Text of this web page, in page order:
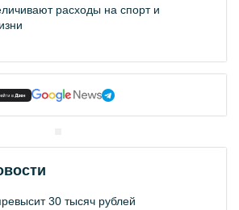
расходы на спорт и
30 тысяч рублей